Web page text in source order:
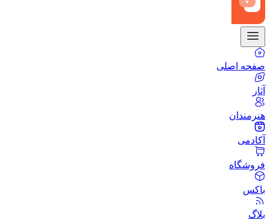
صفحه اصلی
آثار
هنرمندان
آکادمی
فروشگاه
باکس
بلاگ